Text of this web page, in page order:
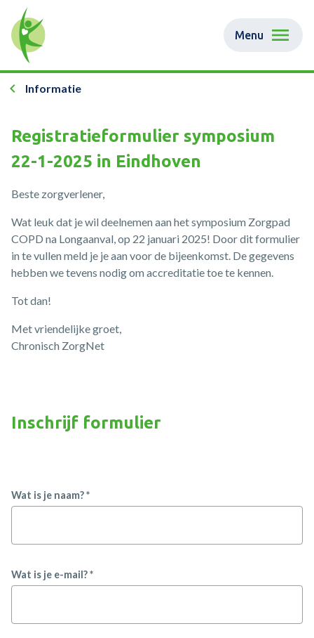
Menu
Informatie
Registratieformulier symposium
22-1-2025 in Eindhoven
Beste zorgverlener,
Wat leuk dat je wil deelnemen aan het symposium Zorgpad
COPD na Longaanval, op 22 januari 2025! Door dit formulier
in te vullen meld je je aan voor de bijeenkomst. De gegevens
hebben we tevens nodig om accreditatie toe te kennen.
Tot dan!
Met vriendelijke groet,
Chronisch ZorgNet
Inschrijf formulier
Wat is je naam? *
Wat is je e-mail? *